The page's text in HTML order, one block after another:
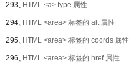
293、HTML <a> type 属性
294、HTML <area> 标签的 alt 属性
295、HTML <area> 标签的 coords 属性
296、HTML <area> 标签的 href 属性